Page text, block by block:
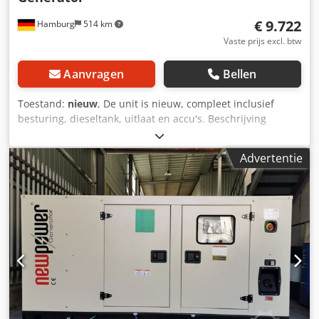
Hamburg 514 km € 9.722
Vaste prijs excl. btw
Aanvragen Bellen
Toestand: nieuw, De unit is nieuw, compleet inclusief
besturing, dieseltank, uitlaat en accu's. Beschrijving
Model: NWR150 Ricardo Motor Newpower generator
generatorset Continu vermogen: 135 kVA / 108 kW
Maximaal vermogen: 150kVA / 120kW Motor: Kofo RIcardo
R6105AZLDS, 6 cilinder watergekoeld Aansluiting:
stroomonderbreker, 5-draads directe aansluiting
Frequentie: 50 Hz Spanning: 400/230 V Crodpfemdn Rhjx
Apcef inclusief mechanische snelheidsregeling, AVR,
acculader, geluidsisolatie, koelwaterverwarmer,
Besturingseenheid: Comap AMF8, netvoeding Afmetingen:
3030x1130x1810 mm Gewicht: ca. 1650kg Dieseltank: ca.
245L Bij 100% belasting: ca. 27,8 l/u Bij 75% belasting: ca.
18,1 l/u Bij 50% belasting: ca. 14,0 L/u Netwerkbewaking,
netwerkfeed-in, geluiddicht Klaar voor onmiddellijk
Advertentie